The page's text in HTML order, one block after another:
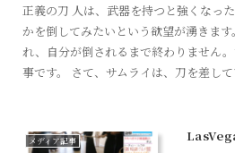
正義の刀 人は、武器を持つと強くなっ
かを倒してみたいという欲望が湧きま
れ、自分が倒されるまで終わりません
事です。 さて、サムライは、刀を差し
メディア記事